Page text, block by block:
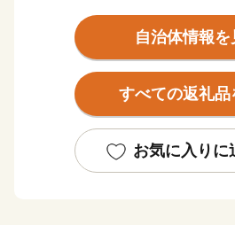
かつては石炭産業とともに栄え
タ自動車九州㈱を中心に、日本
業を担っているほか、㈱トライ
ラン「グロッサリア」をはじめ
しています。なかでも「リモー
自治体情報を
すべての返礼品
お気に入りに